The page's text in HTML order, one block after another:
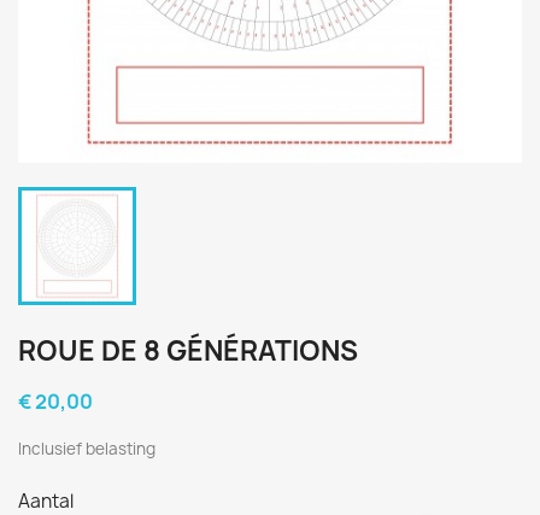
ROUE DE 8 GÉNÉRATIONS
€ 20,00
Inclusief belasting
Aantal